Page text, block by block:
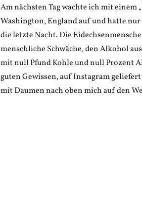
Am nächsten Tag wachte ich mit einem
Washington, England auf und hatte
die letzte Nacht. Die
menschliche Schwäche, den Alkohol
mit null Pfund Kohle und null Prozent
guten Gewissen, auf Instagram
mit Daumen nach oben mich auf den